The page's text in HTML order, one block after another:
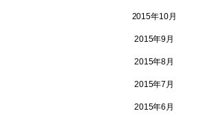
2015年10月
2015年9月
2015年8月
2015年7月
2015年6月